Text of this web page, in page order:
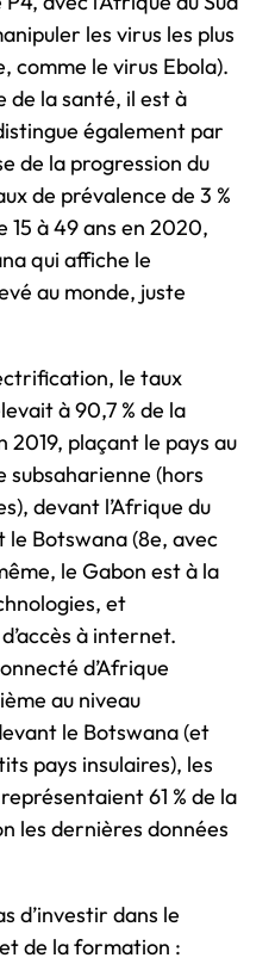
les virus les plus
comme le virus Ebola).
de la santé, il est à
également par
de la progression du
de prévalence de 3 %
15 à 49 ans en 2020,
qui affiche le
au monde, juste
le taux
à 90,7 % de la
2019, plaçant le pays au
(hors
devant l’Afrique du
le Botswana (8e, avec
le Gabon est à la
et
à internet.
d’Afrique
au niveau
le Botswana (et
pays insulaires), les
61 % de la
les dernières données
d’investir dans le
de la formation :